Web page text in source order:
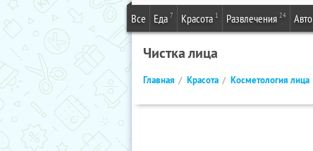
Все Еда 7 Красота 1 Развлечения 24 Авто
Чистка лица
Главная Красота Косметология лица